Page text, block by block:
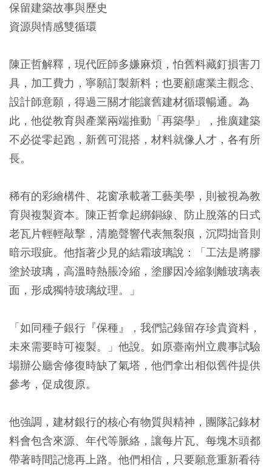
保留建築故事與歷史
資源與情感雙循環
陳正哲解釋，現代匠師多嫌麻煩，怕舊料藏釘損害刀
具，加工費力，寧願訂製新料；也要顧慮業主觀念、
設計師意願，得過三關才能讓舊建材循環暢通。為
此，他從教育與產業兩端推動「再築學」，推廣建築
不必從零起跑，新舊可混搭，材料就像人才，各有所
長。
稀有的彩繪構件、花窗承載著工藝美學，則被視為教
育與複製資本。陳正哲拿起綁銅線、防止脫落的日式
老瓦片輕輕敲擊，清脆聲響代表無裂痕，沉悶拙音則
暗示瑕疵。他指著少見的結霜玻璃說：「工法是將膠
塗於玻璃，高溫時熱脹冷縮，塗膠因冷縮剝離玻璃表
面，形成獨特玻璃紋理。」
「如同種子銀行『保種』，我們記錄留存珍貴資料，
未來需要時可複製。」他說。如原臺南州立農事試驗
場辦公廳舍修復時缺了氣塔，他們拿出相似舊件提供
參考，促成復原。
他強調，建材銀行的核心有物質與精神，團隊記錄材
料會包含來源、年代等脈絡，讓每片瓦、每塊木頭都
帶著時間記憶再上路。他們相信，只要願意重新看待